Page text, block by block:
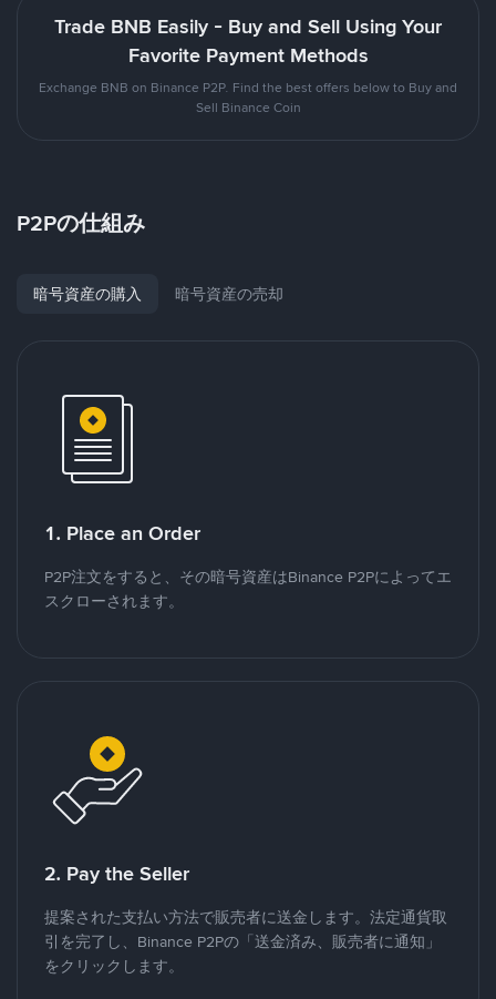
Trade BNB Easily - Buy and Sell Using Your
Favorite Payment Methods
Exchange BNB on Binance P2P. Find the best offers below to Buy and
Sell Binance Coin
P2Pの仕組み
暗号資産の購入 暗号資産の売却
1. Place an Order
P2P注文をすると、その暗号資産はBinance P2Pによってエ
スクローされます。
2. Pay the Seller
提案された支払い方法で販売者に送金します。法定通貨取
引を完了し、Binance P2Pの「送金済み、販売者に通知」
をクリックします。